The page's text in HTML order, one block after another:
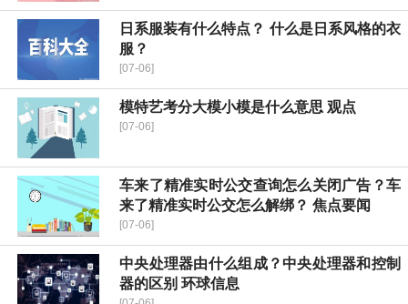
日系服装有什么特点？ 什么是日系风格的衣
服？
[07-06]
模特艺考分大模小模是什么意思 观点
[07-06]
车来了精准实时公交查询怎么关闭广告？车
来了精准实时公交怎么解绑？ 焦点要闻
[07-06]
中央处理器由什么组成？中央处理器和控制
器的区别 环球信息